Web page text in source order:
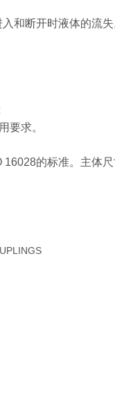
和断开时液体的流失
要求。
的标准。主体尺